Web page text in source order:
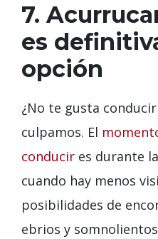
7.
es
opción
¿No te gusta
culpamos. El
conducir es durante
cuando hay menos
posibilidades de
ebrios y